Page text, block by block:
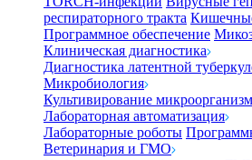
респираторного тракта
Программное обеспечение
Клиническая диагностика
Диагностика латентной
Микробиология
Культивирование
Лабораторная автоматизация
Лабораторные роботы
Ветеринария и ГМО